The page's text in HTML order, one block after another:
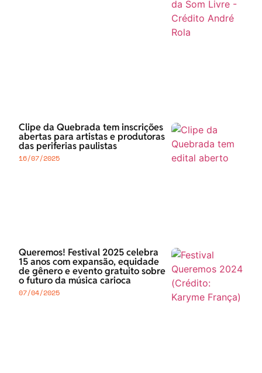
Clipe da Quebrada tem inscrições
abertas para artistas e produtoras
das periferias paulistas
16/07/2025
Queremos! Festival 2025 celebra
15 anos com expansão, equidade
de gênero e evento gratuito sobre
o futuro da música carioca
07/04/2025